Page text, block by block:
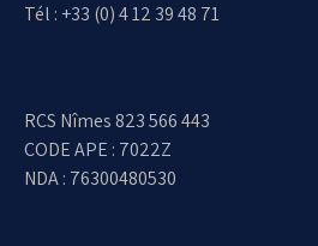
Tél : +33 (0) 4 12 39 48 71
RCS Nîmes 823 566 443
CODE APE : 7022Z
NDA : 76300480530